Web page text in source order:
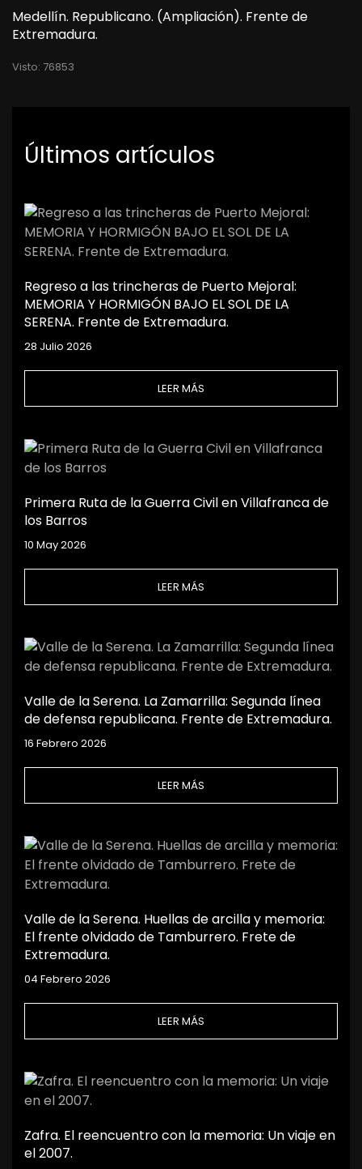
Medellín. Republicano. (Ampliación). Frente de
Extremadura.
Visto: 76853
Últimos artículos
Regreso a las trincheras de Puerto Mejoral:
MEMORIA Y HORMIGÓN BAJO EL SOL DE LA
SERENA. Frente de Extremadura.
28 Julio 2026
LEER MÁS
Primera Ruta de la Guerra Civil en Villafranca de
los Barros
10 May 2026
LEER MÁS
Valle de la Serena. La Zamarrilla: Segunda línea
de defensa republicana. Frente de Extremadura.
16 Febrero 2026
LEER MÁS
Valle de la Serena. Huellas de arcilla y memoria:
El frente olvidado de Tamburrero. Frete de
Extremadura.
04 Febrero 2026
LEER MÁS
Zafra. El reencuentro con la memoria: Un viaje en
el 2007.